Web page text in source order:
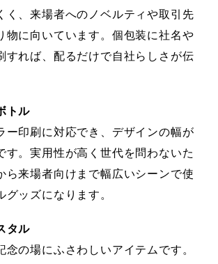
く、来場者へのノベルティや取引先
物に向いています。個包装に社名や
すれば、配るだけで自社らしさが伝
トル
ー印刷に対応でき、デザインの幅が
す。実用性が高く世代を問わないた
ら来場者向けまで幅広いシーンで使
グッズになります。
タル
念の場にふさわしいアイテムです。